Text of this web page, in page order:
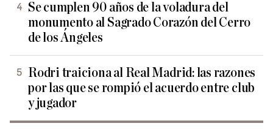
Se cumplen 90 años de la voladura del
monumento al Sagrado Corazón del Cerro
de los Ángeles
Rodri traiciona al Real Madrid: las razones
por las que se rompió el acuerdo entre club
y jugador